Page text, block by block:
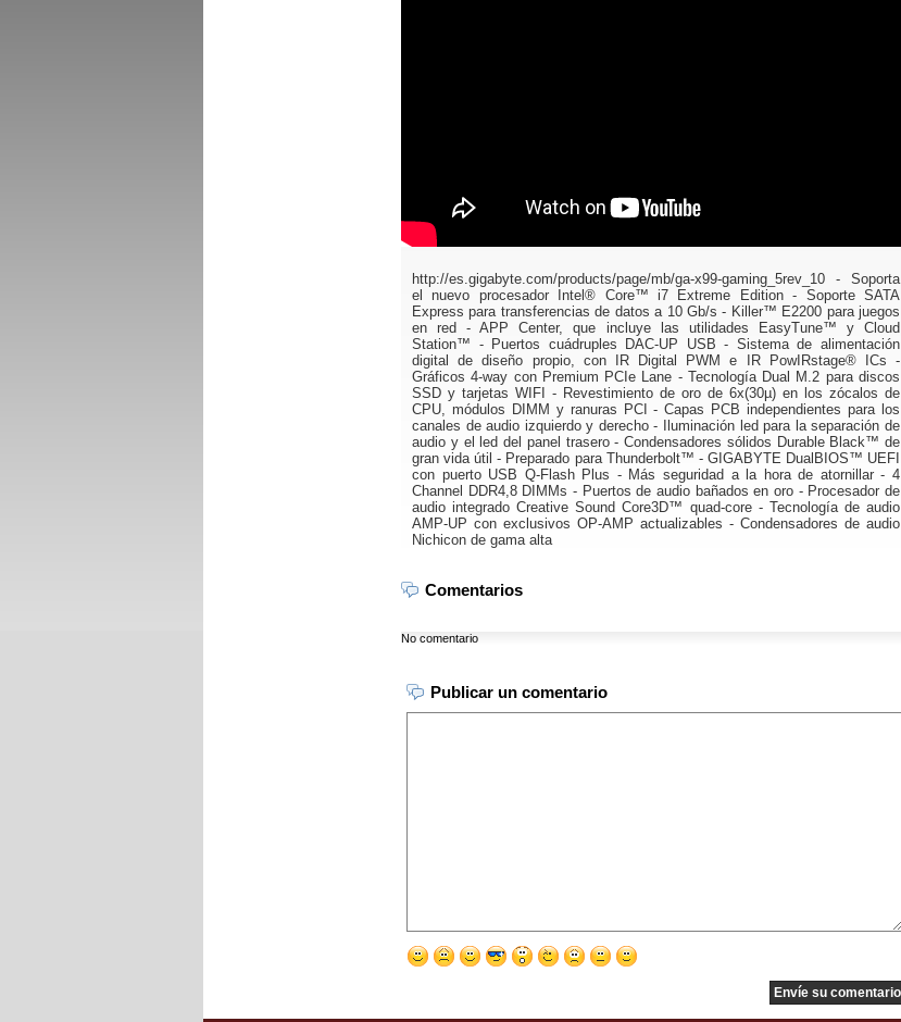
http://es.gigabyte.com/products/page/mb/ga-x99-gaming_5rev_10 - Soporta
el nuevo procesador Intel® Core™ i7 Extreme Edition - Soporte SATA
Express para transferencias de datos a 10 Gb/s - Killer™ E2200 para juegos
en red - APP Center, que incluye las utilidades EasyTune™ y Cloud
Station™ - Puertos cuádruples DAC-UP USB - Sistema de alimentación
digital de diseño propio, con IR Digital PWM e IR PowIRstage® ICs -
Gráficos 4-way con Premium PCIe Lane - Tecnología Dual M.2 para discos
SSD y tarjetas WIFI - Revestimiento de oro de 6x(30µ) en los zócalos de
CPU, módulos DIMM y ranuras PCI - Capas PCB independientes para los
canales de audio izquierdo y derecho - Iluminación led para la separación de
audio y el led del panel trasero - Condensadores sólidos Durable Black™ de
gran vida útil - Preparado para Thunderbolt™ - GIGABYTE DualBIOS™ UEFI
con puerto USB Q-Flash Plus - Más seguridad a la hora de atornillar - 4
Channel DDR4,8 DIMMs - Puertos de audio bañados en oro - Procesador de
audio integrado Creative Sound Core3D™ quad-core - Tecnología de audio
AMP-UP con exclusivos OP-AMP actualizables - Condensadores de audio
Nichicon de gama alta
Comentarios
No comentario
Publicar un comentario